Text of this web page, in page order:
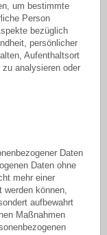
um bestimmte
Person
bezüglich
persönlicher
Aufenthaltsort
analysieren oder
Daten
Daten ohne
mehr einer
können,
aufbewahrt
Maßnahmen